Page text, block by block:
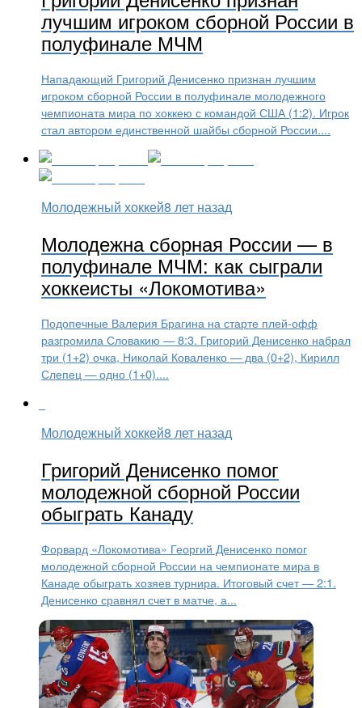
лучшим игроком сборной России в
полуфинале МЧМ
Нападающий Григорий Денисенко признан лучшим
игроком сборной России в полуфинале молодежного
чемпионата мира по хоккею с командой США (1:2). Игрок
стал автором единственной шайбы сборной России....
Молодежный хоккей8 лет назад
Молодежна сборная России — в
полуфинале МЧМ: как сыграли
хоккеисты «Локомотива»
Подопечные Валерия Брагина на старте плей-офф
разгромила Словакию — 8:3. Григорий Денисенко набрал
три (1+2) очка, Николай Коваленко — два (0+2), Кирилл
Слепец — одно (1+0)....
Молодежный хоккей8 лет назад
Григорий Денисенко помог
молодежной сборной России
обыграть Канаду
Форвард «Локомотива» Георгий Денисенко помог
молодежной сборной России на чемпионате мира в
Канаде обыграть хозяев турнира. Итоговый счет — 2:1.
Денисенко сравнял счет в матче, а...